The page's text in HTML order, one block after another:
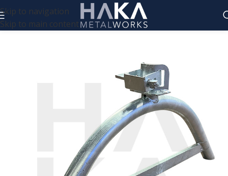
Skip to navigation
Skip to main content